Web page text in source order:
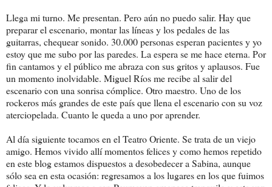
Llega mi turno. Me presentan. Pero aún no puedo salir. Hay que
preparar el escenario, montar las líneas y los pedales de las
guitarras, chequear sonido. 30.000 personas esperan pacientes y yo
estoy que me subo por las paredes. La espera se me hace eterna. Por
fin cantamos y el público me abraza con sus gritos y aplausos. Fue
un momento inolvidable. Miguel Ríos me recibe al salir del
escenario con una sonrisa cómplice. Otro maestro. Uno de los
rockeros más grandes de este país que llena el escenario con su voz
aterciopelada. Cuanto le queda a uno por aprender.
Al día siguiente tocamos en el Teatro Oriente. Se trata de un viejo
amigo. Hemos vivido allí momentos felices y como hemos repetido
en este blog estamos dispuestos a desobedecer a Sabina, aunque
sólo sea en esta ocasión: regresamos a los lugares en los que fuimos